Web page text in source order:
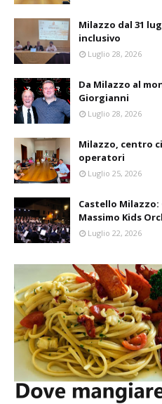
Milazzo dal 31
inclusivo
Luglio 28, 2026
Da Milazzo al
Giorgianni
Luglio 28, 2026
Milazzo, centro
operatori
Luglio 25, 2026
Castello
Massimo Kids
Luglio 22, 2026